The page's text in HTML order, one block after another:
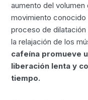
aumento del
movimiento
proceso de
la relajación de los
cafeína promueve
liberación lenta y
tiempo.